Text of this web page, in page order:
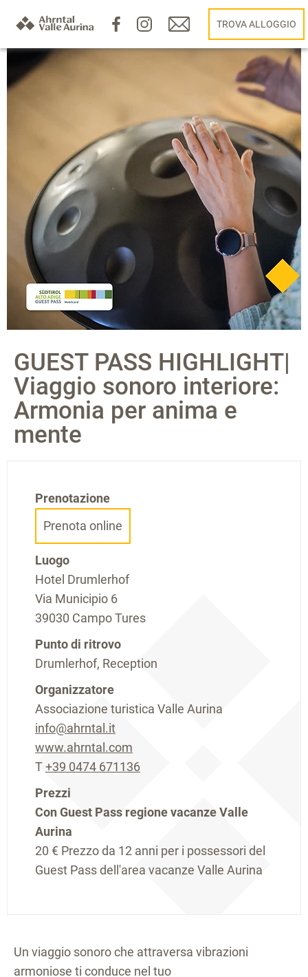
TROVA ALLOGGIO
GUEST PASS HIGHLIGHT|
Viaggio sonoro interiore:
Armonia per anima e
mente
Un viaggio sonoro che attraversa vibrazioni
armoniose ti conduce nel tuo
Prenotazione
Prenota online
Luogo
Hotel Drumlerhof
Via Municipio 6
39030 Campo Tures
Punto di ritrovo
Drumlerhof, Reception
Organizzatore
Associazione turistica Valle Aurina
info@ahrntal.it
www.ahrntal.com
T+39 0474 671136
Prezzi
Con Guest Pass regione vacanze Valle
Aurina
20 € Prezzo da 12 anni per i possessori del
Guest Pass dell'area vacanze Valle Aurina